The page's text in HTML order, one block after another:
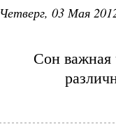
Четверг, 03 Мая
Сон важная